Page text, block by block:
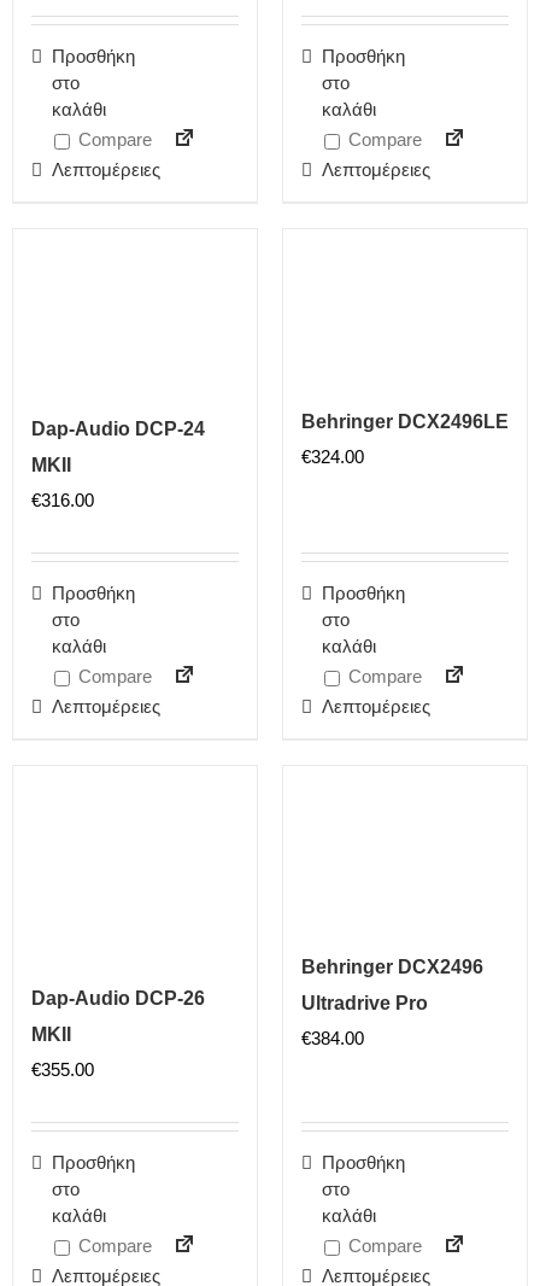
Προσθήκη
στο
καλάθι
Compare
Λεπτομέρειες
Προσθήκη
στο
καλάθι
Compare
Λεπτομέρειες
Dap-Audio DCP-24
MKII
€316.00
Προσθήκη
στο
καλάθι
Compare
Λεπτομέρειες
Behringer DCX2496LE
€324.00
Προσθήκη
στο
καλάθι
Compare
Λεπτομέρειες
Dap-Audio DCP-26
MKII
€355.00
Προσθήκη
στο
καλάθι
Compare
Λεπτομέρειες
Behringer DCX2496
Ultradrive Pro
€384.00
Προσθήκη
στο
καλάθι
Compare
Λεπτομέρειες